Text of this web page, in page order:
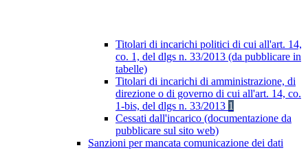
Titolari di incarichi politici di cui all'art. 14,
co. 1, del dlgs n. 33/2013 (da pubblicare in
tabelle)
Titolari di incarichi di amministrazione, di
direzione o di governo di cui all'art. 14, co.
1-bis, del dlgs n. 33/2013 1
Cessati dall'incarico (documentazione da
pubblicare sul sito web)
Sanzioni per mancata comunicazione dei dati